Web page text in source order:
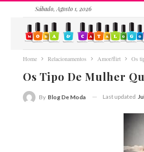
Sábado, Agosto 1, 2026
Home Relacionamentos Amor/flirt Os
Os Tipo De Mulher
By Blog De Moda Last updated